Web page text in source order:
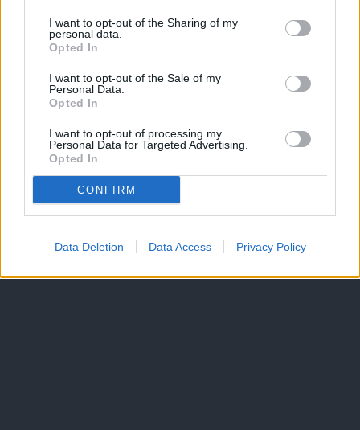
I want to opt-out of the Sharing of my
personal data.
Opted In
I want to opt-out of the Sale of my
Personal Data.
Opted In
I want to opt-out of processing my
Personal Data for Targeted Advertising.
Opted In
CONFIRM
Data Deletion Data Access Privacy Policy